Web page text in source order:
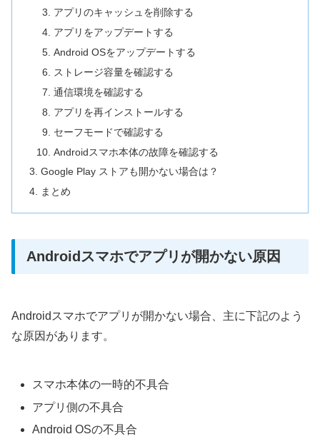
アプリのキャッシュを削除する
アプリをアップデートする
Android OSをアップデートする
ストレージ容量を確認する
通信環境を確認する
アプリを再インストールする
セーフモードで確認する
Androidスマホ本体の故障を確認する
Google Play ストアも開かない場合は？
まとめ
Androidスマホでアプリが開かない原因
Androidスマホでアプリが開かない場合、主に下記のよう
な原因があります。
スマホ本体の一時的不具合
アプリ側の不具合
Android OSの不具合